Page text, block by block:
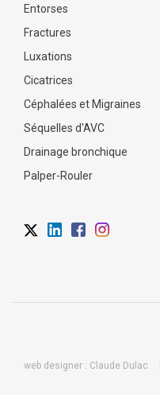
Entorses
Fractures
Luxations
Cicatrices
Céphalées et Migraines
Séquelles d'AVC
Drainage bronchique
Palper-Rouler
web designer : Claude Dulac